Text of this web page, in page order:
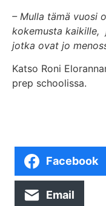
– Mulla tämä vuosi
kokemusta
jotka ovat jo
Katso Roni
prep schoolissa.
Facebook
Email